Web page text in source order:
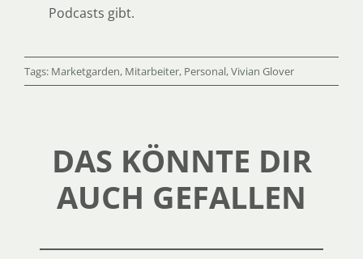
Podcasts gibt.
Tags: Marketgarden, Mitarbeiter, Personal,Vivian Glover
DAS KÖNNTE DIR
AUCH GEFALLEN